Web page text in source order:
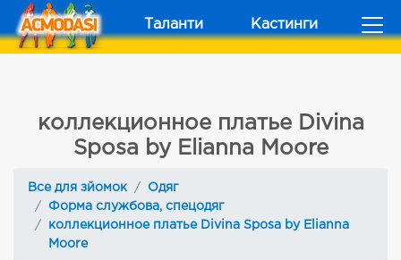
Таланти Кастинги
коллекционное платье Divina
Sposa by Elianna Moore
Все для зйомок
Одяг
Форма службова, спецодяг
коллекционное платье Divina Sposa by Elianna
Moore